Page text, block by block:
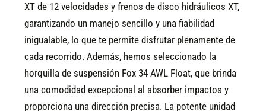
XT de 12 velocidades y frenos de disco hidráulicos XT,
garantizando un manejo sencillo y una fiabilidad
inigualable, lo que te permite disfrutar plenamente de
cada recorrido. Además, hemos seleccionado la
horquilla de suspensión Fox 34 AWL Float, que brinda
una comodidad excepcional al absorber impactos y
proporciona una dirección precisa. La potente unidad